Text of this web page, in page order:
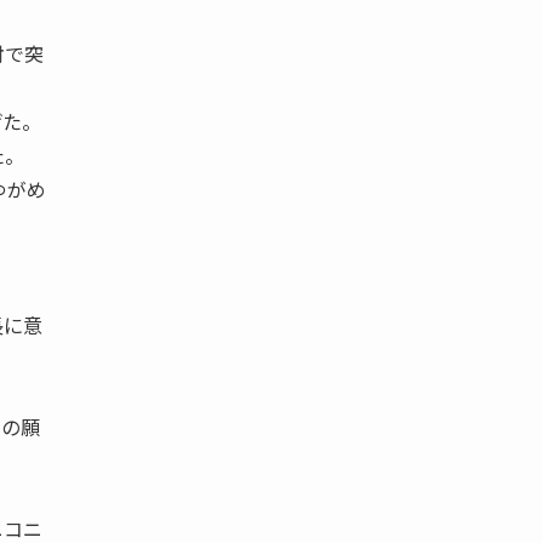
突
。
め
意
願
ニ